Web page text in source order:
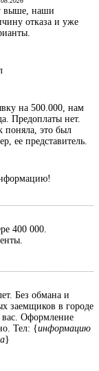
выше, наши
отказа и уже
на 500.000, нам
Предоплаты нет.
поняла, это был
ее представитель.
400 000.
Без обмана и
заемщиков в городе
вас. Оформление
Тел: {информацию
}